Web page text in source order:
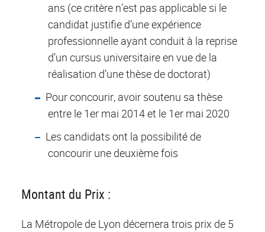
ans (ce critère n’est pas applicable si le
candidat justifie d’une expérience
professionnelle ayant conduit à la reprise
d’un cursus universitaire en vue de la
réalisation d’une thèse de doctorat)
Pour concourir, avoir soutenu sa thèse
entre le 1er mai 2014 et le 1er mai 2020
Les candidats ont la possibilité de
concourir une deuxième fois
Montant du Prix :
La Métropole de Lyon décernera trois prix de 5